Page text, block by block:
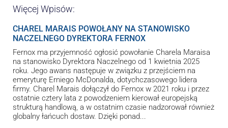
Więcej Wpisów:
CHAREL MARAIS POWOŁANY NA STANOWISKO
NACZELNEGO DYREKTORA FERNOX
Fernox ma przyjemność ogłosić powołanie Charela Maraisa
na stanowisko Dyrektora Naczelnego od 1 kwietnia 2025
roku. Jego awans następuje w związku z przejściem na
emeryturę Erniego McDonalda, dotychczasowego lidera
firmy. Charel Marais dołączył do Fernox w 2021 roku i przez
ostatnie cztery lata z powodzeniem kierował europejską
strukturą handlową, a w ostatnim czasie nadzorował również
globalny łańcuch dostaw. Dzięki ponad